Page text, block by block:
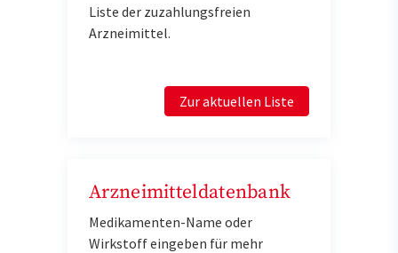
Liste der zuzahlungsfreien
Arzneimittel.
Zur aktuellen Liste
Arzneimitteldatenbank
Medikamenten-Name oder
Wirkstoff eingeben für mehr